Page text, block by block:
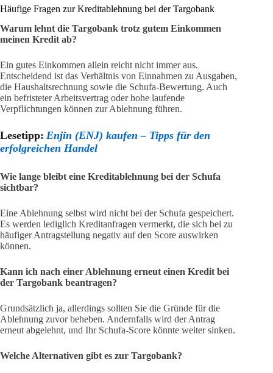
Häufige Fragen zur Kreditablehnung bei der Targobank
Warum lehnt die Targobank trotz gutem Einkommen
meinen Kredit ab?
Ein gutes Einkommen allein reicht nicht immer aus.
Entscheidend ist das Verhältnis von Einnahmen zu Ausgaben,
die Haushaltsrechnung sowie die Schufa-Bewertung. Auch
ein befristeter Arbeitsvertrag oder hohe laufende
Verpflichtungen können zur Ablehnung führen.
Lesetipp: Enjin (ENJ) kaufen – Tipps für den
erfolgreichen Handel
Wie lange bleibt eine Kreditablehnung bei der Schufa
sichtbar?
Eine Ablehnung selbst wird nicht bei der Schufa gespeichert.
Es werden lediglich Kreditanfragen vermerkt, die sich bei zu
häufiger Antragstellung negativ auf den Score auswirken
können.
Kann ich nach einer Ablehnung erneut einen Kredit bei
der Targobank beantragen?
Grundsätzlich ja, allerdings sollten Sie die Gründe für die
Ablehnung zuvor beheben. Andernfalls wird der Antrag
erneut abgelehnt, und Ihr Schufa-Score könnte weiter sinken.
Welche Alternativen gibt es zur Targobank?